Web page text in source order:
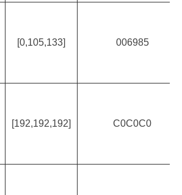
[0,105,133] 006985
[192,192,192] C0C0C0